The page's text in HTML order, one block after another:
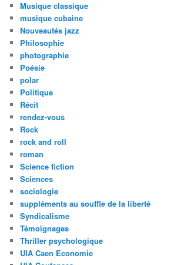
Musique classique
musique cubaine
Nouveautés jazz
Philosophie
photographie
Poésie
polar
Politique
Récit
rendez-vous
Rock
rock and roll
roman
Science fiction
Sciences
sociologie
suppléments au souffle de la liberté
Syndicalisme
Témoignages
Thriller psychologique
UIA Caen Economie